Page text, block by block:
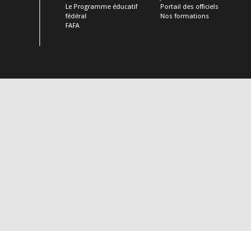
Le Programme éducatif
fédéral
FAFA
Portail des officiels
Nos formations